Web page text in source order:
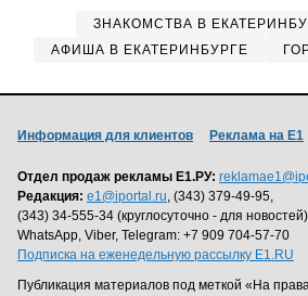
ЗНАКОМСТВА В
АФИША В ЕКАТЕРИНБУРГЕ
Информация для клиентов Реклама на Е1
Отдел продаж рекламы Е1.РУ:
Редакция: e1@iportal.ru, (343) 379-49-95,
(343) 34-555-34 (круглосуточно - для новостей)
WhatsApp, Viber, Telegram: +7 909 704-57-70
Подписка на еженедельную рассылку E1.RU
Публикация материалов под меткой «На